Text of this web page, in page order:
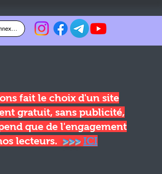
fait le choix d'un site
gratuit, sans publicité,
que de l'engagement
lecteurs. >>> ICI